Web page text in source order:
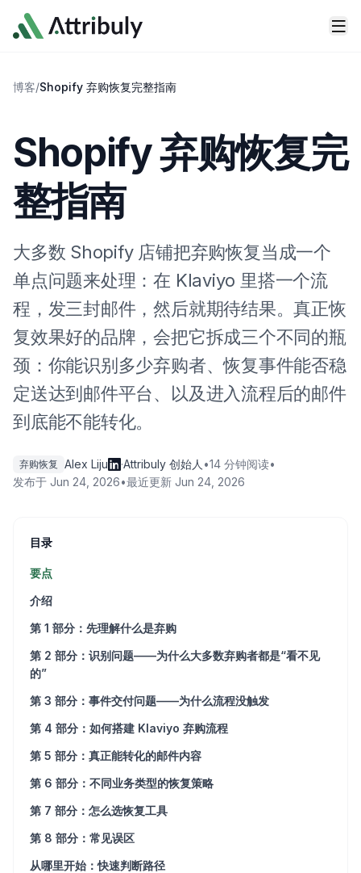
Skip to main content
博客/Shopify 弃购恢复完整指南
Shopify 弃购恢复完
整指南
大多数 Shopify 店铺把弃购恢复当成一个
单点问题来处理：在 Klaviyo 里搭一个流
程，发三封邮件，然后就期待结果。真正恢
复效果好的品牌，会把它拆成三个不同的瓶
颈：你能识别多少弃购者、恢复事件能否稳
定送达到邮件平台、以及进入流程后的邮件
到底能不能转化。
弃购恢复 Alex Liju ·Attribuly 创始人 •14 分钟阅读•
发布于 Jun 24, 2026•最近更新 Jun 24, 2026
目录
要点
介绍
第 1 部分：先理解什么是弃购
第 2 部分：识别问题——为什么大多数弃购者都是“看不见
的”
第 3 部分：事件交付问题——为什么流程没触发
第 4 部分：如何搭建 Klaviyo 弃购流程
第 5 部分：真正能转化的邮件内容
第 6 部分：不同业务类型的恢复策略
第 7 部分：怎么选恢复工具
第 8 部分：常见误区
从哪里开始：快速判断路径